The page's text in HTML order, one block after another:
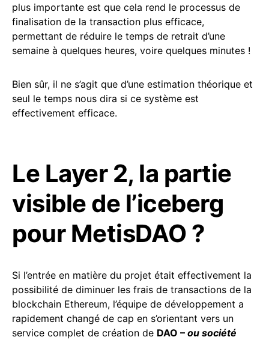
plus importante est que cela rend le processus de
finalisation de la transaction plus efficace,
permettant de réduire le temps de retrait d’une
semaine à quelques heures, voire quelques minutes !
Bien sûr, il ne s’agit que d’une estimation théorique et
seul le temps nous dira si ce système est
effectivement efficace.
Le Layer 2, la partie
visible de l’iceberg
pour MetisDAO ?
Si l’entrée en matière du projet était effectivement la
possibilité de diminuer les frais de transactions de la
blockchain Ethereum, l’équipe de développement a
rapidement changé de cap en s’orientant vers un
service complet de création de DAO – ou société